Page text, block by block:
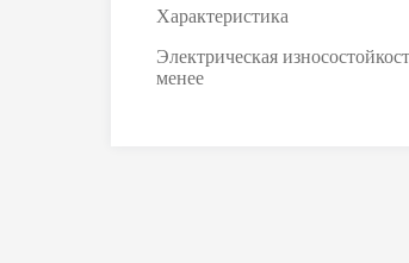
Характеристика
Электрическая
менее